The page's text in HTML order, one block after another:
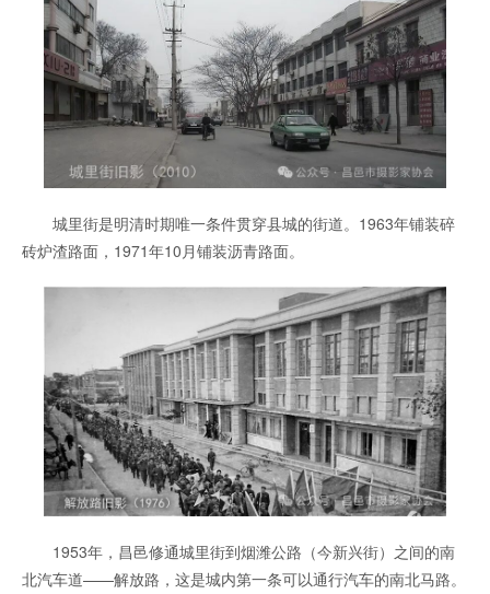
城里街是明清时期唯一条件贯穿县城的街道。1963年铺装碎
砖炉渣路面，1971年10月铺装沥青路面。
1953年，昌邑修通城里街到烟潍公路（今新兴街）之间的南
北汽车道——解放路，这是城内第一条可以通行汽车的南北马路。